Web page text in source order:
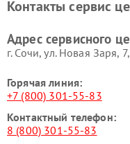
Контакты сервис
Адрес сервисного
г. Сочи, ул. Новая Заря,
Горячая линия:
+7 (800) 301-55-83
Контактный телефон:
8 (800) 301-55-83